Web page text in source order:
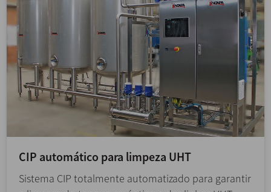
CIP automático para limpeza UHT
Sistema CIP totalmente automatizado para garantir